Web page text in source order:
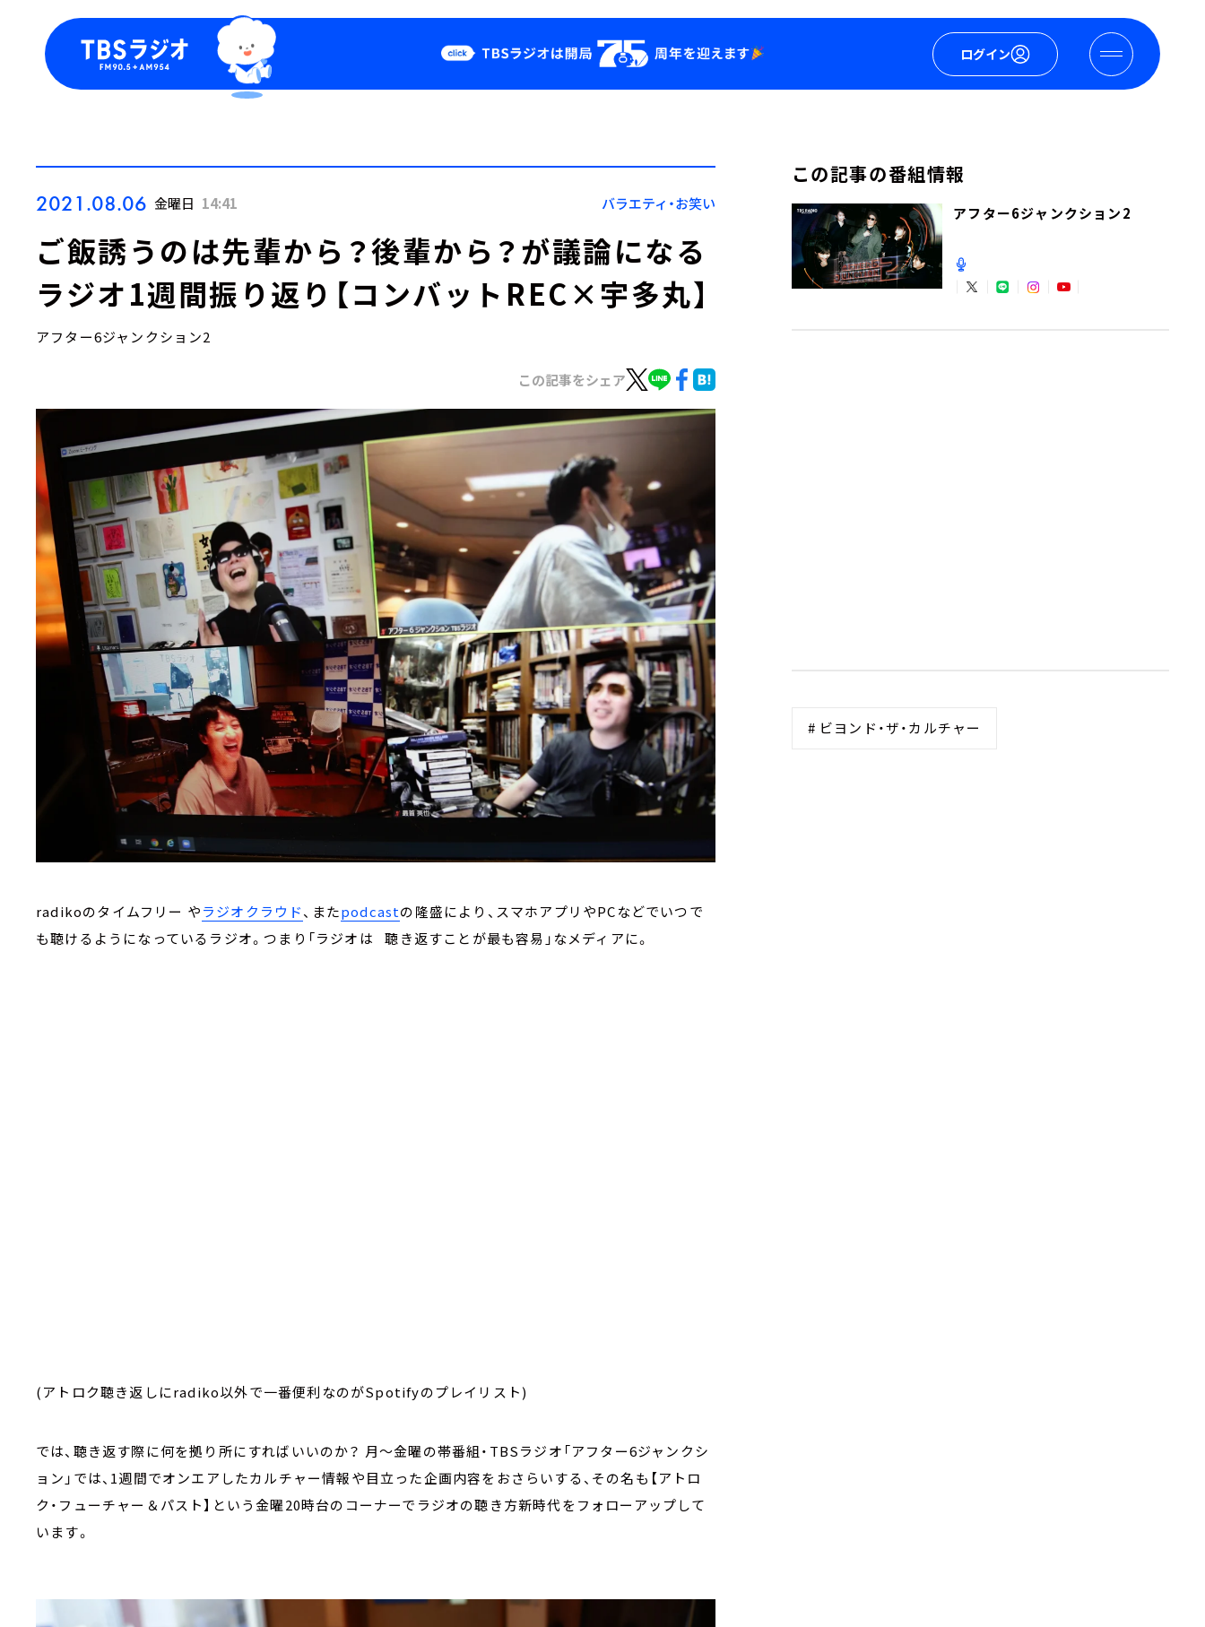
ログイン
Podcast
YouTube
会社情報
2021.08.06 金曜日 14:41 バラエティ・お笑い
ご飯誘うのは先輩から？後輩から？が議論になる
ラジオ1週間振り返り【コンバットREC×宇多丸】
アフター6ジャンクション2
この記事をシェア
radikoのタイムフリー やラジオクラウド、またpodcastの隆盛により、スマホアプリやPCなどでいつで
も聴けるようになっているラジオ。つまり「ラジオは 聴き返すことが最も容易」なメディアに。
(アトロク聴き返しにradiko以外で一番便利なのがSpotifyのプレイリスト)
では、聴き返す際に何を拠り所にすればいいのか？ 月～金曜の帯番組・TBSラジオ「アフター6ジャンクシ
ョン」では、1週間でオンエアしたカルチャー情報や目立った企画内容をおさらいする、その名も【アトロ
ク・フューチャー＆パスト】という金曜20時台のコーナーでラジオの聴き方新時代をフォローアップして
います。
この記事の番組情報
アフター6ジャンクション2
# ビヨンド・ザ・カルチャー